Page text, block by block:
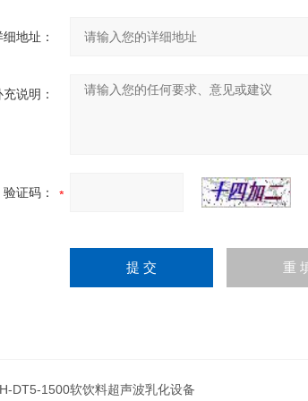
细地址：
充说明：
验证码：
DT5-1500软饮料超声波乳化设备